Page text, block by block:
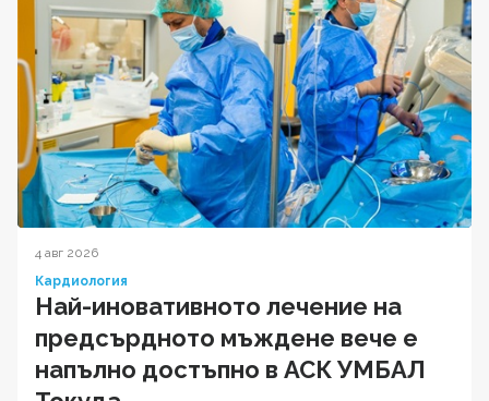
4 авг 2026
Кардиология
Най-иновативното лечение на
предсърдното мъждене вече е
напълно достъпно в АСК УМБАЛ